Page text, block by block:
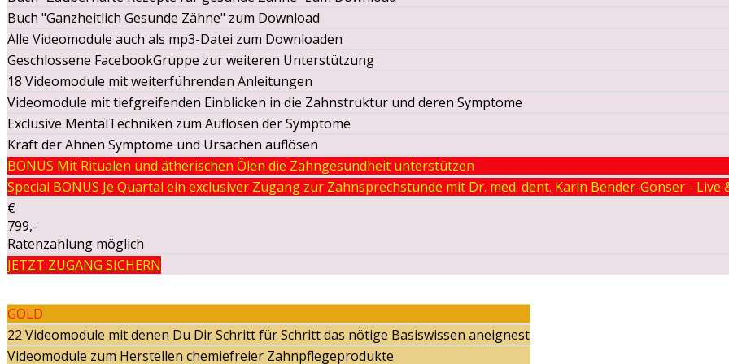
Buch "Ganzheitlich Gesunde Zähne" zum Download
Alle Videomodule auch als mp3-Datei zum Downloaden
Geschlossene FacebookGruppe zur weiteren Unterstützung
18 Videomodule mit weiterführenden Anleitungen
Videomodule mit tiefgreifenden Einblicken in die Zahnstruktur und deren Symptome
Exclusive MentalTechniken zum Auflösen der Symptome
Kraft der Ahnen Symptome und Ursachen auflösen
BONUS Mit Ritualen und ätherischen Ölen die Zahngesundheit unterstützen
Special BONUS Je Quartal ein exclusiver Zugang zur Zahnsprechstunde mit Dr. med. dent. Karin Bender-Gonser - Live
€
799,-
Ratenzahlung möglich
JETZT ZUGANG SICHERN
GOLD
22 Videomodule mit denen Du Dir Schritt für Schritt das nötige Basiswissen aneignest
Videomodule zum Herstellen chemiefreier Zahnpflegeprodukte